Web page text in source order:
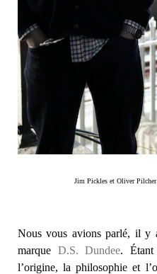
Jim Pickles et Oliver
Nous vous avions parlé, il y
marque D.S. Dundee. Étant
l’origine, la philosophie et